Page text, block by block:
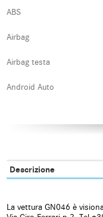
ABS
Airbag
Airbag testa
Android Auto
Boardcomputer
Descrizione
La vettura GN046 è